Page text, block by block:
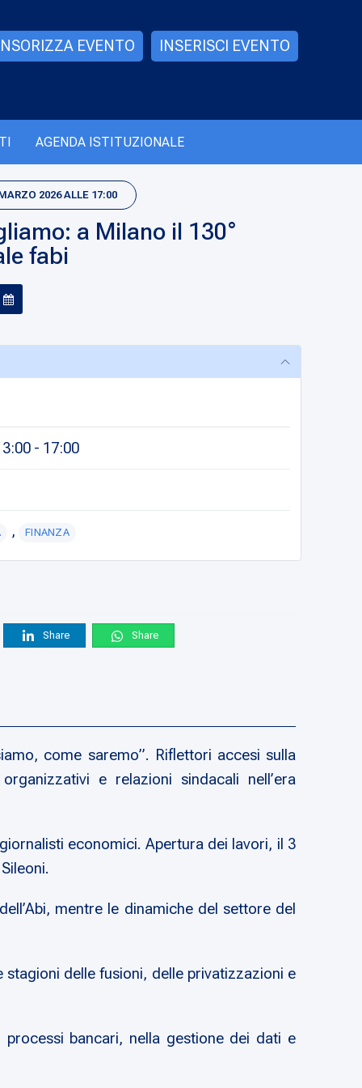
EVENTO INSERISCI EVENTO
AGENDA ISTITUZIONALE
2026 ALLE 17:00
a Milano il 130°
fabi
- 17:00
, FINANZA
Share Share
come saremo”. Riflettori accesi sulla
e relazioni sindacali nell’era
economici. Apertura dei lavori, il 3
mentre le dinamiche del settore del
delle fusioni, delle privatizzazioni e
processi bancari, nella gestione dei dati e